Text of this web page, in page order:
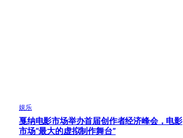
娱乐
戛纳电影市场举办首届创作者经济峰会，电影
市场“最大的虚拟制作舞台”